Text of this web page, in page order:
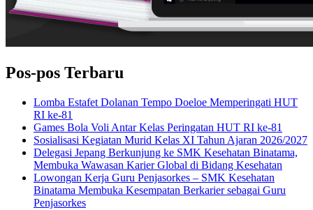
Pos-pos Terbaru
Lomba Estafet Dolanan Tempo Doeloe Memperingati HUT
RI ke-81
Games Bola Voli Antar Kelas Peringatan HUT RI ke-81
Sosialisasi Kegiatan Murid Kelas XI Tahun Ajaran 2026/2027
Delegasi Jepang Berkunjung ke SMK Kesehatan Binatama,
Membuka Wawasan Karier Global di Bidang Kesehatan
Lowongan Kerja Guru Penjasorkes – SMK Kesehatan
Binatama Membuka Kesempatan Berkarier sebagai Guru
Penjasorkes